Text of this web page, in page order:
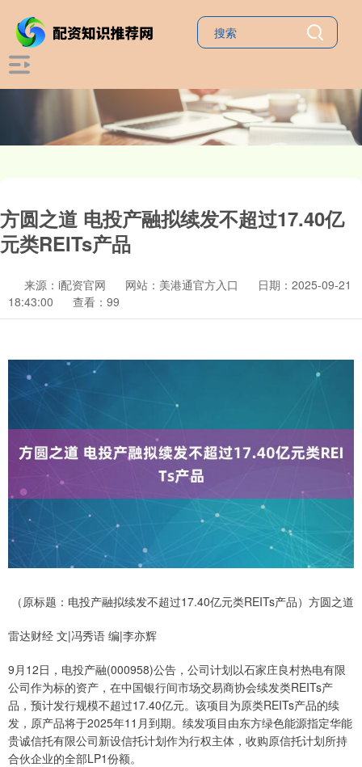
方圆之道 电投产融拟续发不超过17.40亿
元类REITs产品
来源：i配资官网 网站：美港通官方入口
日期：2025-09-21
18:43:00
查看：99
（原标题：电投产融拟续发不超过17.40亿元类REITs产品）方圆之道
雷达财经 文|冯秀语 编|李亦辉
9月12日，电投产融(000958)公告，公司计划以石家庄良村热电有限
公司作为标的资产，在中国银行间市场交易商协会续发类REITs产
品，预计发行规模不超过17.40亿元。该项目为原类REITs产品的续
发，原产品将于2025年11月到期。续发项目由东方绿色能源指定华能
贵诚信托有限公司新设信托计划作为行权主体，收购原信托计划所持
合伙企业的全部LP1份额。